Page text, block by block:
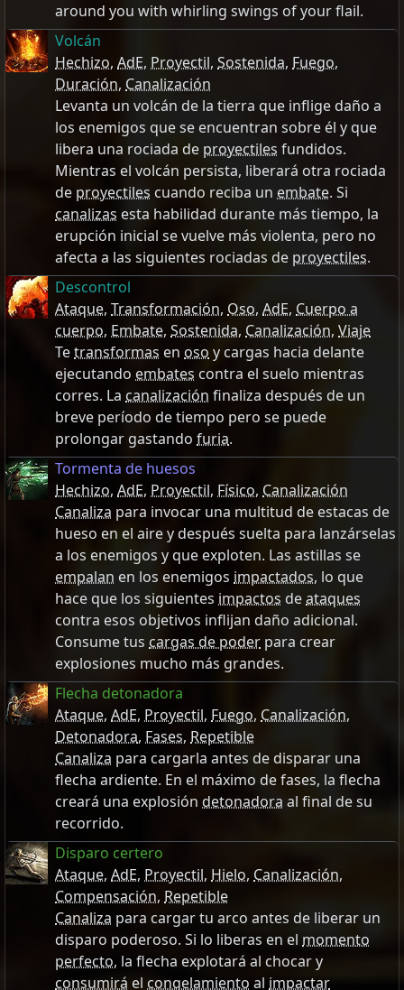
around you with whirling swings of your flail.
Volcán
Hechizo, AdE, Proyectil, Sostenida, Fuego,
Duración, Canalización
Levanta un volcán de la tierra que inflige daño a
los enemigos que se encuentran sobre él y que
libera una rociada de proyectiles fundidos.
Mientras el volcán persista, liberará otra rociada
de proyectiles cuando reciba un embate. Si
canalizas esta habilidad durante más tiempo, la
erupción inicial se vuelve más violenta, pero no
afecta a las siguientes rociadas de proyectiles.
Descontrol
Ataque, Transformación, Oso, AdE, Cuerpo a
cuerpo, Embate, Sostenida, Canalización, Viaje
Tetransformas en oso y cargas hacia delante
ejecutando embates contra el suelo mientras
corres. La canalización finaliza después de un
breve período de tiempo pero se puede
prolongar gastando furia.
Tormenta de huesos
Hechizo, AdE, Proyectil, Físico, Canalización
Canaliza para invocar una multitud de estacas de
hueso en el aire y después suelta para lanzárselas
a los enemigos y que exploten. Las astillas se
empalan en los enemigos impactados, lo que
hace que los siguientes impactos deataques
contra esos objetivos inflijan daño adicional.
Consume tus cargas de poder para crear
explosiones mucho más grandes.
Flecha detonadora
Ataque, AdE, Proyectil, Fuego, Canalización,
Detonadora, Fases, Repetible
Canaliza para cargarla antes de disparar una
flecha ardiente. En el máximo de fases, la flecha
creará una explosión detonadora al final de su
recorrido.
Disparo certero
Ataque, AdE, Proyectil, Hielo, Canalización,
Compensación, Repetible
Canaliza para cargar tu arco antes de liberar un
disparo poderoso. Si lo liberas en el momento
perfecto, la flecha explotará al chocar y
consumirá el congelamiento al impactar